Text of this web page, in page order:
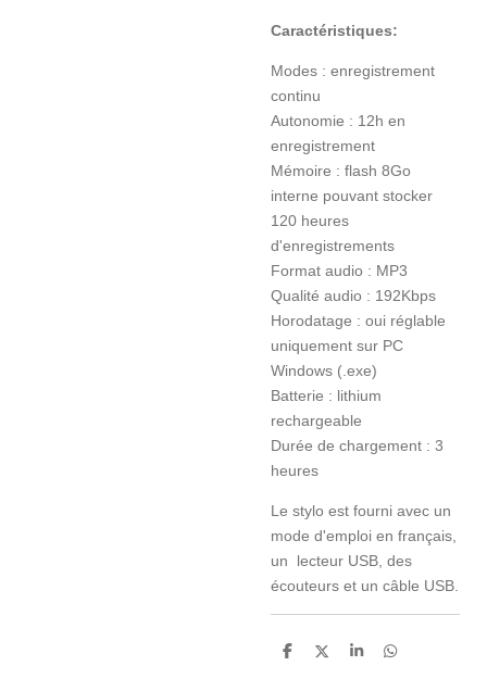
Caractéristiques:
Modes : enregistrement
continu
Autonomie : 12h en
enregistrement
Mémoire : flash 8Go
interne pouvant stocker
120 heures
d'enregistrements
Format audio : MP3
Qualité audio : 192Kbps
Horodatage : oui réglable
uniquement sur PC
Windows (.exe)
Batterie : lithium
rechargeable
Durée de chargement : 3
heures
Le stylo est fourni avec un
mode d'emploi en français,
un lecteur USB, des
écouteurs et un câble USB.
P
P
P
P